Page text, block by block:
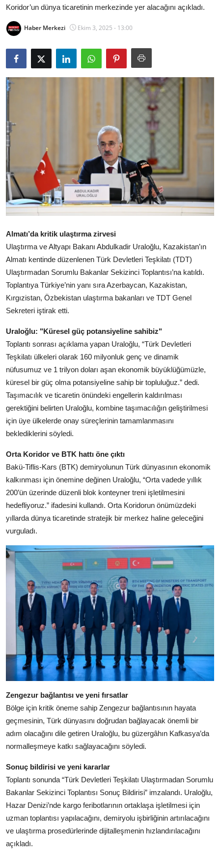
Resmi Reklamlar
Koridor’un dünya ticaretinin merkezinde yer alacağını açıkladı.
Haber Merkezi Ekim 3, 2025 - 13:00
Almatı’da kritik ulaştırma zirvesi
Ulaştırma ve Altyapı Bakanı Abdulkadir Uraloğlu, Kazakistan’ın
Almatı kentinde düzenlenen Türk Devletleri Teşkilatı (TDT)
Ulaştırmadan Sorumlu Bakanlar Sekizinci Toplantısı’na katıldı.
Toplantıya Türkiye’nin yanı sıra Azerbaycan, Kazakistan,
Kırgızistan, Özbekistan ulaştırma bakanları ve TDT Genel
Sekreteri iştirak etti.
Uraloğlu: "Küresel güç potansiyeline sahibiz"
Toplantı sonrası açıklama yapan Uraloğlu, “Türk Devletleri
Teşkilatı ülkeleri olarak 160 milyonluk genç ve dinamik
nüfusumuz ve 1 trilyon doları aşan ekonomik büyüklüğümüzle,
küresel bir güç olma potansiyeline sahip bir topluluğuz.” dedi.
Taşımacılık ve ticaretin önündeki engellerin kaldırılması
gerektiğini belirten Uraloğlu, kombine taşımacılığın geliştirilmesi
için üye ülkelerde onay süreçlerinin tamamlanmasını
beklediklerini söyledi.
Orta Koridor ve BTK hattı öne çıktı
Bakü-Tiflis-Kars (BTK) demiryolunun Türk dünyasının ekonomik
kalkınması için önemine değinen Uraloğlu, “Orta vadede yıllık
200’ün üzerinde düzenli blok konteyner treni işletilmesini
hedefliyoruz.” ifadesini kullandı. Orta Koridorun önümüzdeki
yıllarda dünya ticaretinde stratejik bir merkez haline geleceğini
vurguladı.
Zengezur bağlantısı ve yeni fırsatlar
Bölge için kritik öneme sahip Zengezur bağlantısının hayata
geçmesinin, Türk dünyasını doğrudan bağlayacak önemli bir
adım olacağını dile getiren Uraloğlu, bu güzergâhın Kafkasya’da
normalleşmeye katkı sağlayacağını söyledi.
Sonuç bildirisi ve yeni kararlar
Toplantı sonunda “Türk Devletleri Teşkilatı Ulaştırmadan Sorumlu
Bakanlar Sekizinci Toplantısı Sonuç Bildirisi” imzalandı. Uraloğlu,
Hazar Denizi’nde kargo feribotlarının ortaklaşa işletilmesi için
uzman toplantısı yapılacağını, demiryolu işbirliğinin artırılacağını
ve ulaştırma prosedürlerinde dijitalleşmenin hızlandırılacağını
açıkladı.